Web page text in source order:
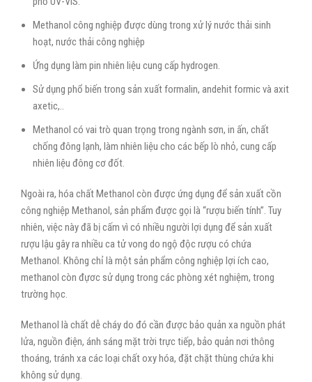
Methanol công nghiệp được dùng trong xử lý nước thải sinh
hoạt, nước thải công nghiệp
Ứng dụng làm pin nhiên liệu cung cấp hydrogen.
Sử dụng phổ biến trong sản xuất formalin, andehit formic và axit
axetic,..
Methanol có vai trò quan trọng trong ngành sơn, in ấn, chất
chống đông lạnh, làm nhiên liệu cho các bếp lò nhỏ, cung cấp
nhiên liệu đông cơ đốt.
Ngoài ra, hóa chất Methanol còn được ứng dụng để sản xuất cồn
công nghiệp Methanol, sản phẩm được gọi là “rượu biến tính”. Tuy
nhiên, việc này đã bị cấm vì có nhiều người lợi dụng để sản xuất
rượu lậu gây ra nhiều ca tử vong do ngộ độc rượu có chứa
Methanol. Không chỉ là một sản phẩm công nghiệp lợi ích cao,
methanol còn đựơc sử dụng trong các phòng xét nghiệm, trong
trường học.
Methanol là chất dễ cháy do đó cần được bảo quản xa nguồn phát
lửa, nguồn điện, ánh sáng mặt trời trực tiếp, bảo quản nơi thông
thoáng, tránh xa các loại chất oxy hóa, đặt chặt thùng chứa khi
không sử dụng.